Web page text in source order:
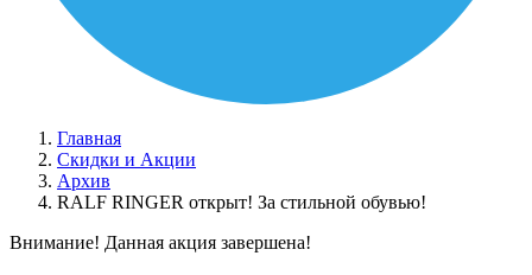
Главная
Скидки и Акции
Архив
RALF RINGER открыт! За стильной обувью!
Внимание! Данная акция завершена!